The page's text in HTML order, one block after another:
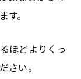
。
ほどよりくっ
さい。